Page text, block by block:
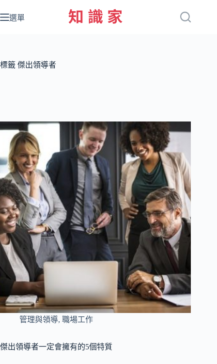
至
容
選單
標籤 傑出領導者
管理與領導, 職場工作
傑出領導者一定會擁有的5個特質